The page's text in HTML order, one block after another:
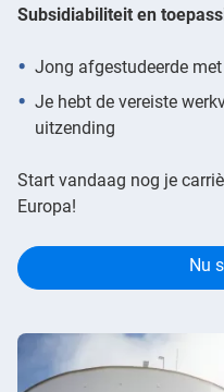
Subsidiabiliteit en
Jong afgestudeerde
Je hebt de vereiste
uitzending
Start vandaag nog je
Europa!
Nu